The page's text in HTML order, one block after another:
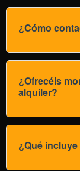
¿Cómo
¿Ofrecéis
alquiler?
¿Qué